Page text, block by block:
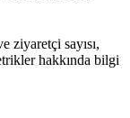
ziyaretçi sayısı,
hakkında bilgi